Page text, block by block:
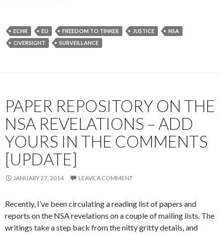
ECHR EU FREEDOM TO TINKER JUSTICE
NSA
OVERSIGHT
SURVEILLANCE
PAPER REPOSITORY ON THE
NSA REVELATIONS – ADD
YOURS IN THE COMMENTS
[UPDATE]
JANUARY 27, 2014 LEAVE A COMMENT
Recently, I’ve been circulating a reading list of papers and
reports on the NSA revelations on a couple of mailing lists. The
writings take a step back from the nitty gritty details, and